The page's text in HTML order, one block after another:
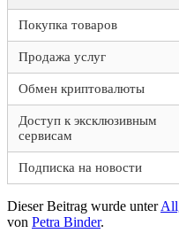
Покупка товаров
Продажа услуг
Обмен криптовалюты
Доступ к эксклюзивным
сервисам
Подписка на новости
Dieser Beitrag wurde unter
von Petra Binder.